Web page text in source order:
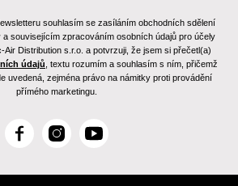
souhlasím se zasíláním obchodních sdělení
souvisejícím zpracováním osobních údajů pro účely
Distribution s.r.o. a potvrzuji, že jsem si přečetl(a)
údajů , textu rozumím a souhlasím s ním, přičemž
uvedená, zejména právo na námitky proti provádění
přímého marketingu.
F
c
I
s
Y
u